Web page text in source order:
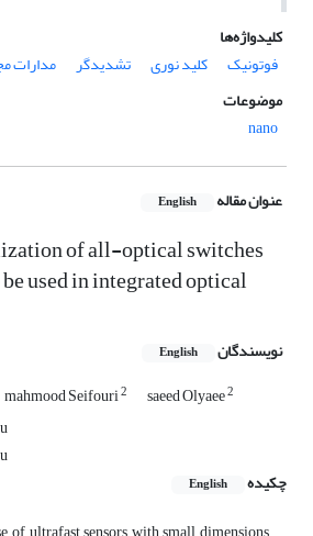
کلیدواژه‌ها
فوتونیک
کلید نوری تشدیدگر مدارات
موضوعات
nano
عنوان مقاله English
of all-optical switches
used in integrated optical
نویسندگان English
mahmood Seifouri2 saeed Olyaee2
چکیده
English